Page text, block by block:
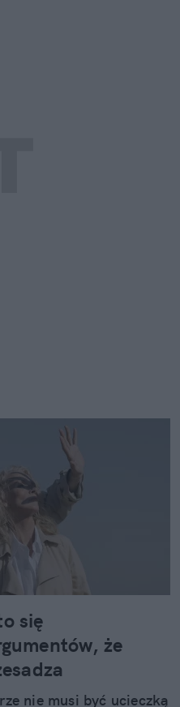
się
że
nie musi być ucieczką